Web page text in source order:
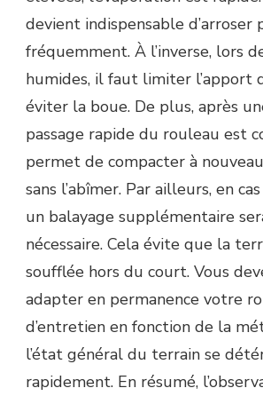
devient indispensable d’arroser
fréquemment. À l’inverse, lors
humides, il faut limiter l’apport
éviter la boue. De plus, après
passage rapide du rouleau est
permet de compacter à
sans l’abîmer. Par ailleurs, en
un balayage supplémentaire
nécessaire. Cela évite que la
soufflée hors du court. Vous
adapter en permanence votre
d’entretien en fonction de la
l’état général du terrain se
rapidement. En résumé,